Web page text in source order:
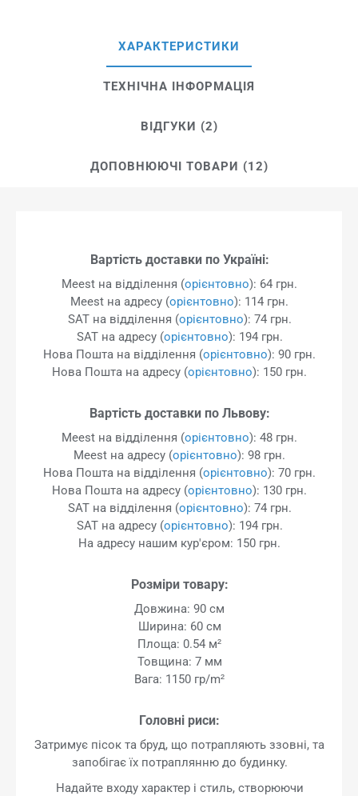
ХАРАКТЕРИСТИКИ
ТЕХНІЧНА ІНФОРМАЦІЯ
ВІДГУКИ (2)
ДОПОВНЮЮЧІ ТОВАРИ (12)
Вартість доставки по Україні:
Meest на відділення (орієнтовно): 64 грн.
Meest на адресу (орієнтовно): 114 грн.
SAT на відділення (орієнтовно): 74 грн.
SAT на адресу (орієнтовно): 194 грн.
Нова Пошта на відділення (орієнтовно): 90 грн.
Нова Пошта на адресу (орієнтовно): 150 грн.
Вартість доставки по Львову:
Meest на відділення (орієнтовно): 48 грн.
Meest на адресу (орієнтовно): 98 грн.
Нова Пошта на відділення (орієнтовно): 70 грн.
Нова Пошта на адресу (орієнтовно): 130 грн.
SAT на відділення (орієнтовно): 74 грн.
SAT на адресу (орієнтовно): 194 грн.
На адресу нашим кур'єром: 150 грн.
Розміри товару:
Довжина: 90 см
Ширина: 60 см
Площа: 0.54 м²
Товщина: 7 мм
Вага: 1150 гр/m²
Головні риси:
Затримує пісок та бруд, що потрапляють ззовні, та
запобігає їх потраплянню до будинку.
Надайте входу характер і стиль, створюючи